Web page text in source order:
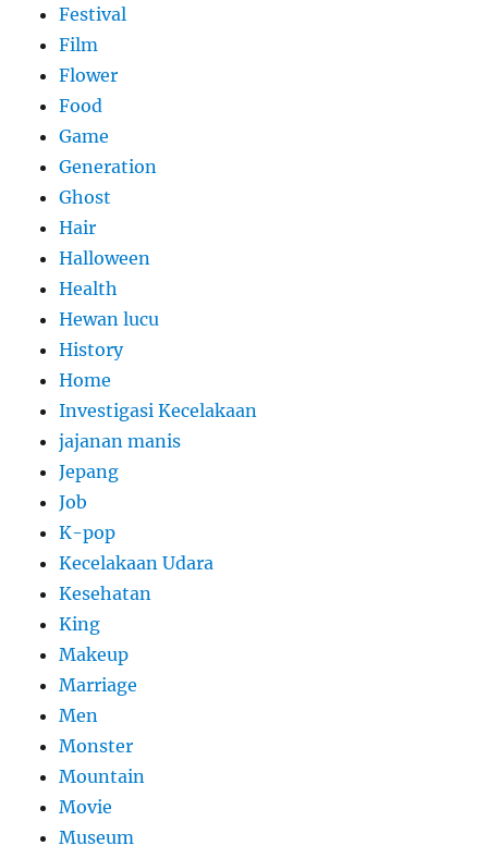
Festival
Film
Flower
Food
Game
Generation
Ghost
Hair
Halloween
Health
Hewan lucu
History
Home
Investigasi Kecelakaan
jajanan manis
Jepang
Job
K-pop
Kecelakaan Udara
Kesehatan
King
Makeup
Marriage
Men
Monster
Mountain
Movie
Museum